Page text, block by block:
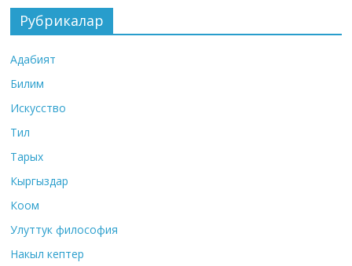
Рубрикалар
Адабият
Билим
Искусство
Тил
Тарых
Кыргыздар
Коом
Улуттук философия
Накыл кептер